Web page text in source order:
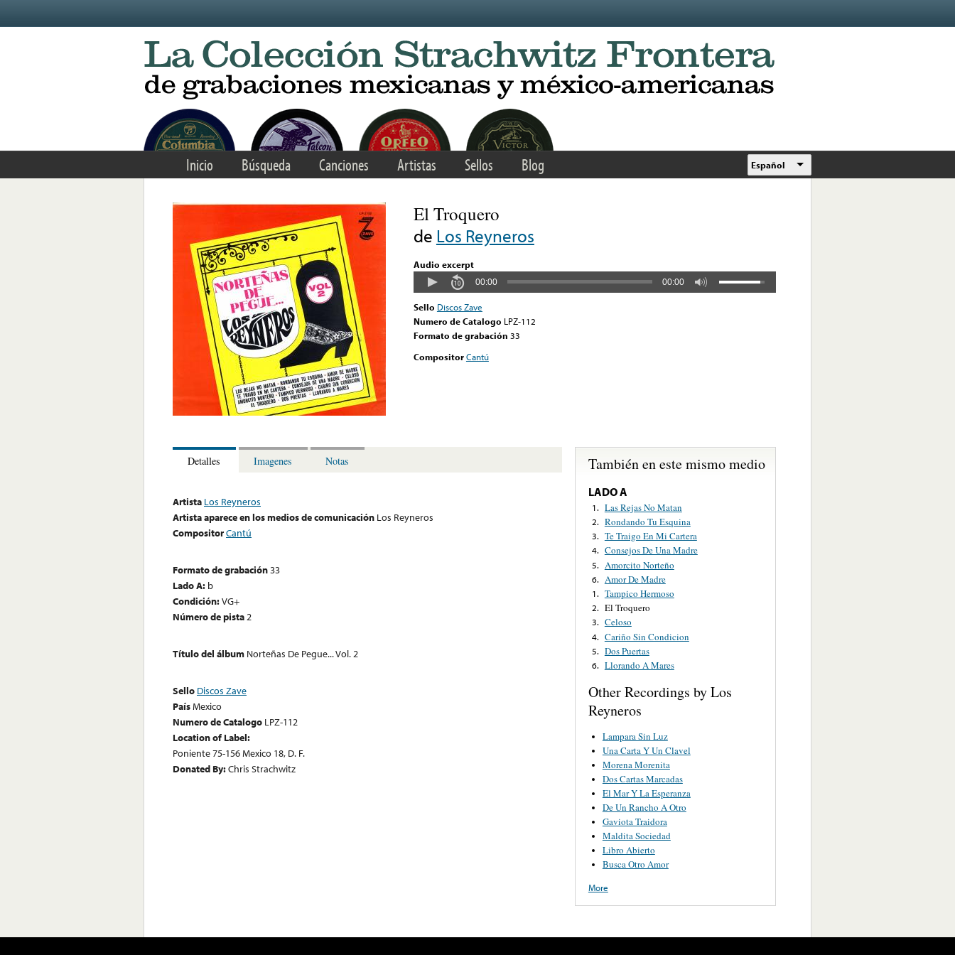
Inicio Búsqueda Canciones Artistas Sellos Blog Español
El Troquero
de Los Reyneros
Audio excerpt
00:00 00:00
Sello Discos Zave
Numero de Catalogo LPZ-112
Formato de grabación 33
CompositorCantú
Detalles Imagenes Notas
Artista Los Reyneros
Artista aparece en los medios de comunicación Los Reyneros
CompositorCantú
Formato de grabación33
Lado A: b
Condición:VG+
Número de pista2
Título del álbum Norteñas De Pegue... Vol. 2
Sello Discos Zave
PaísMexico
Numero de Catalogo LPZ-112
Location of Label:
Poniente 75-156 Mexico 18, D. F.
Donated By:Chris Strachwitz
También en este mismo medio
LADO A
1. Las Rejas No Matan
2. Rondando Tu Esquina
3. Te Traigo En Mi Cartera
4. Consejos De Una Madre
5. Amorcito Norteño
6. Amor De Madre
1. Tampico Hermoso
2. El Troquero
3. Celoso
4. Cariño Sin Condicion
5. Dos Puertas
6. Llorando A Mares
Other Recordings by Los
Reyneros
Lampara Sin Luz
Una Carta Y Un Clavel
Morena Morenita
Dos Cartas Marcadas
El Mar Y La Esperanza
De Un Rancho A Otro
Gaviota Traidora
Maldita Sociedad
Libro Abierto
Busca Otro Amor
More